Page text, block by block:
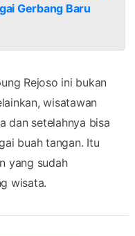
Gerbang Baru
Rejoso ini bukan
wisatawan
dan setelahnya bisa
buah tangan. Itu
yang sudah
wisata.